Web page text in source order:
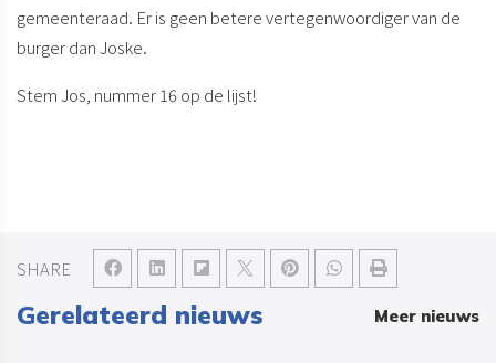
SHARE
gemeenteraad. Er is geen betere vertegenwoordiger van de
burger dan Joske.
Stem Jos, nummer 16 op de lijst!
Gerelateerd nieuws Meer nieuws